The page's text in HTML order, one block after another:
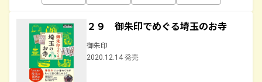
２９ 御朱印でめぐる埼玉のお寺
御朱印
2020.12.14 発売